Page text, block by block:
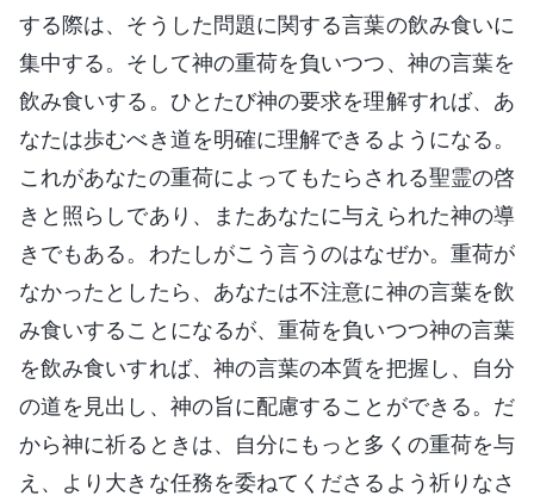
する際は、そうした問題に関する言葉の飲み食いに
集中する。そして神の重荷を負いつつ、神の言葉を
飲み食いする。ひとたび神の要求を理解すれば、あ
なたは歩むべき道を明確に理解できるようになる。
これがあなたの重荷によってもたらされる聖霊の啓
きと照らしであり、またあなたに与えられた神の導
きでもある。わたしがこう言うのはなぜか。重荷が
なかったとしたら、あなたは不注意に神の言葉を飲
み食いすることになるが、重荷を負いつつ神の言葉
を飲み食いすれば、神の言葉の本質を把握し、自分
の道を見出し、神の旨に配慮することができる。だ
から神に祈るときは、自分にもっと多くの重荷を与
え、より大きな任務を委ねてくださるよう祈りなさ